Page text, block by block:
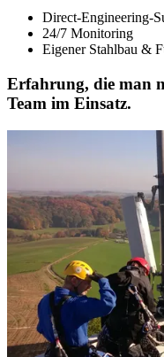
Direct-Engineering-
24/7 Monitoring
Eigener Stahlbau &
Erfahrung, die man
Team im Einsatz.